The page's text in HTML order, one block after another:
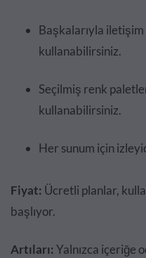
Başkalarıyla
kullanabilirsiniz.
Seçilmiş renk
kullanabilirsiniz.
Her sunum için
Fiyat: Ücretli planlar,
başlıyor.
Artıları:Yalnızca içeriğe